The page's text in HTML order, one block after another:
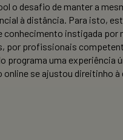
o desafio de manter a
à distância. Para isto,
conhecimento instigada por
por profissionais
programa uma experiência
online se ajustou direitinho à